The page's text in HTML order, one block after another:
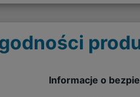
Informacje o